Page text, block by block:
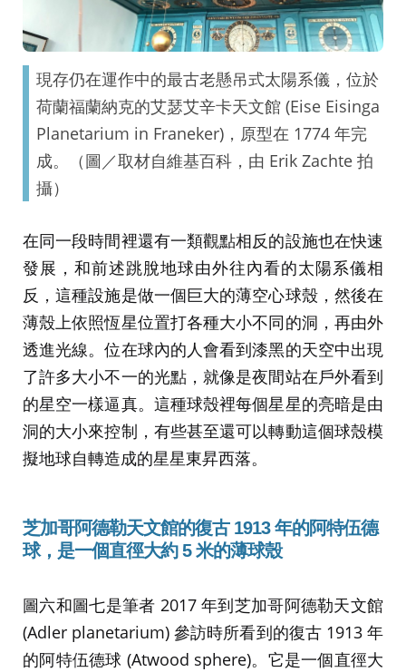
現存仍在運作中的最古老懸吊式太陽系儀，位於
荷蘭福蘭納克的艾瑟艾辛卡天文館 (Eise Eisinga
Planetarium in Franeker)，原型在 1774 年完
成。（圖／取材自維基百科，由 Erik Zachte 拍
攝）
在同一段時間裡還有一類觀點相反的設施也在快速
發展，和前述跳脫地球由外往內看的太陽系儀相
反，這種設施是做一個巨大的薄空心球殼，然後在
薄殼上依照恆星位置打各種大小不同的洞，再由外
透進光線。位在球內的人會看到漆黑的天空中出現
了許多大小不一的光點，就像是夜間站在戶外看到
的星空一樣逼真。這種球殼裡每個星星的亮暗是由
洞的大小來控制，有些甚至還可以轉動這個球殼模
擬地球自轉造成的星星東昇西落。
芝加哥阿德勒天文館的復古 1913年的阿特伍德
球， 是一個直徑大約 5米的薄球殼
圖六和圖七是筆者 2017 年到芝加哥阿德勒天文館
(Adler planetarium) 參訪時所看到的復古 1913 年
的阿特伍德球 (Atwood sphere)。它是一個直徑大